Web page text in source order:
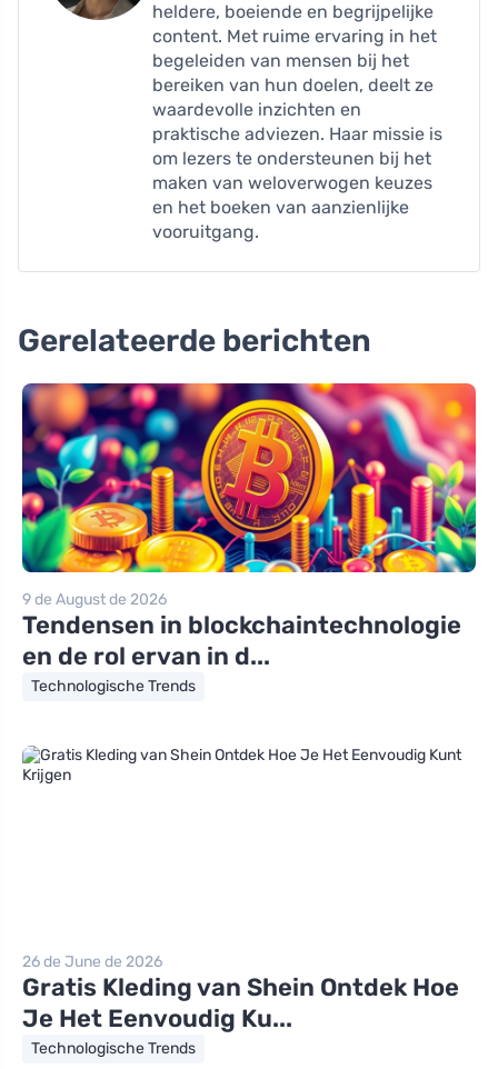
heldere, boeiende en begrijpelijke
content. Met ruime ervaring in het
begeleiden van mensen bij het
bereiken van hun doelen, deelt ze
waardevolle inzichten en
praktische adviezen. Haar missie is
om lezers te ondersteunen bij het
maken van weloverwogen keuzes
en het boeken van aanzienlijke
vooruitgang.
Gerelateerde berichten
9 de August de 2026
Tendensen in blockchaintechnologie
en de rol ervan in d...
Technologische Trends
26 de June de 2026
Gratis Kleding van Shein Ontdek Hoe
Je Het Eenvoudig Ku...
Technologische Trends